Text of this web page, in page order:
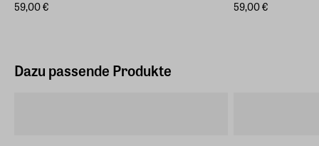
59,00 € 59,00 €
Dazu passende Produkte